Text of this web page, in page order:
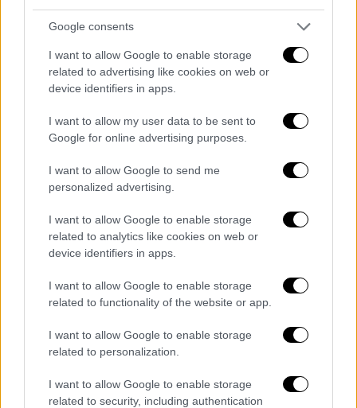
Google consents
I want to allow Google to enable storage
related to advertising like cookies on web or
device identifiers in apps.
I want to allow my user data to be sent to
Google for online advertising purposes.
I want to allow Google to send me
personalized advertising.
I want to allow Google to enable storage
related to analytics like cookies on web or
device identifiers in apps.
I want to allow Google to enable storage
related to functionality of the website or app.
I want to allow Google to enable storage
related to personalization.
I want to allow Google to enable storage
related to security, including authentication
εμφάνιση στο Αστυνομικό Τμήμακατοικίας
τρεις φορές τον μήνα, απαγόρευση διαμονής
στο Δήμο Φαιστού και φυσικά απαγόρευση
εξόδου από τη χώρα.
απόφασης του Δικαστικού Συμβουλίου, η
συνήγορος υπεράσπισης του 23χρονου,
Θεονύμφη Μπέρκη, επανέλαβε ότι
ο πελάτης
της εμμένει στην αθωότητά του
Τα σχολιά σας δημοσιεύονται άμεσα με δική σας ευθύνη. Το
ΕΘΝΟΣ θα παρεμβαίνει και τα προσβλητικά σχόλια θα
διαγράφονται